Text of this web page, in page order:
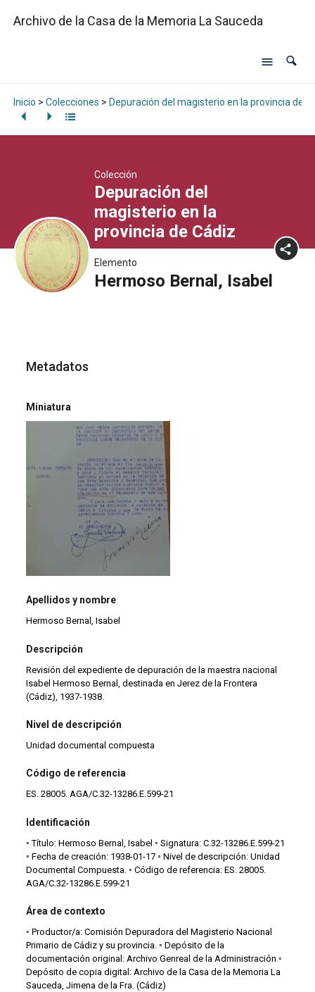
Archivo de la Casa de la Memoria La Sauceda
Inicio > Colecciones > Depuración del magisterio en la provincia de
Colección
Depuración del
magisterio en la
provincia de Cádiz
Elemento
Hermoso Bernal, Isabel
Metadatos
Miniatura
Apellidos y nombre
Hermoso Bernal, Isabel
Descripción
Revisión del expediente de depuración de la maestra nacional
Isabel Hermoso Bernal, destinada en Jerez de la Frontera
(Cádiz), 1937-1938.
Nivel de descripción
Unidad documental compuesta
Código de referencia
ES. 28005. AGA/C.32-13286.E.599-21
Identificación
◦ Título: Hermoso Bernal, Isabel ◦ Signatura: C.32-13286.E.599-21
◦ Fecha de creación: 1938-01-17 ◦ Nivel de descripción: Unidad
Documental Compuesta. ◦ Código de referencia: ES. 28005.
AGA/C.32-13286.E.599-21
Área de contexto
◦ Productor/a: Comisión Depuradora del Magisterio Nacional
Primario de Cádiz y su provincia. ◦ Depósito de la
documentación original: Archivo Genreal de la Administración ◦
Depósito de copia digital: Archivo de la Casa de la Memoria La
Sauceda, Jimena de la Fra. (Cádiz)